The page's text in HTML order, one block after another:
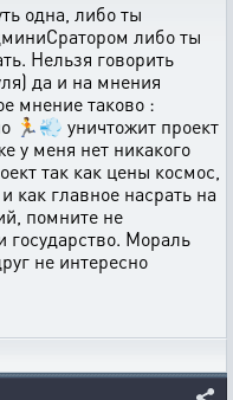
одна, либо ты
либо ты
Нельзя говорить
да и на мнения
мнение таково :
🏃💨 уничтожит проект
у меня нет никакого
так как цены космос,
как главное насрать на
помните не
государство. Мораль
не интересно